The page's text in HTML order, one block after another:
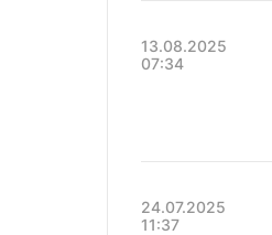
13.08.2025
07:34
24.07.2025
11:37